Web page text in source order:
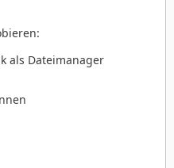
als Dateimanager